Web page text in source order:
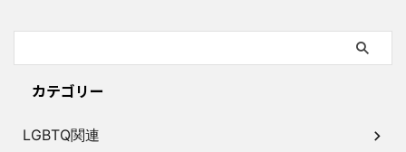
カテゴリー
LGBTQ関連